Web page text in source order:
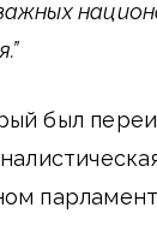
был